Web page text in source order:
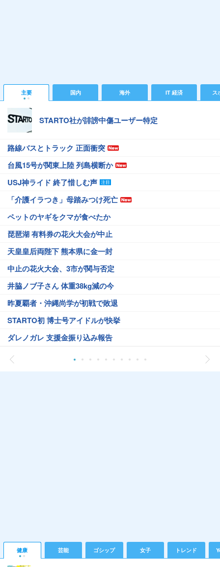
主要 国内 海外 IT 経済 ス
STARTO社が誹謗中傷ユーザー特定
路線バスとトラック 正面衝突
台風15号が関東上陸 列島横断か
USJ神ライド 終了惜しむ声
「介護イラつき」母踏みつけ死亡
ペットのヤギをクマが食べたか
琵琶湖 有料券の花火大会が中止
天皇皇后両陛下 熊本県に金一封
中止の花火大会、3市が関与否定
井脇ノブ子さん 体重38kg減の今
昨夏覇者・沖縄尚学が初戦で敗退
STARTO初 博士号アイドルが快挙
ダレノガレ 支援金振り込み報告
健康 芸能 ゴシップ 女子 トレンド